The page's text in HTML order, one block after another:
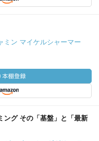
ミン マイケルシャーマー
ング その「基盤」と「最新